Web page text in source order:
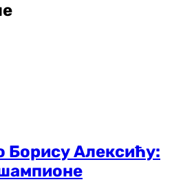
Борису Алексићу: